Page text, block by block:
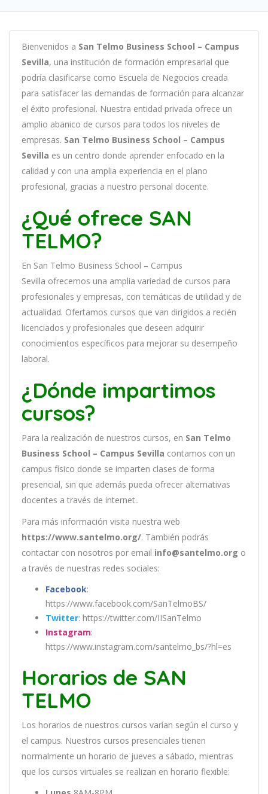
Bienvenidos a San Telmo Business School – Campus
Sevilla, una institución de formación empresarial que
podría clasificarse como Escuela de Negocios creada
para satisfacer las demandas de formación para alcanzar
el éxito profesional. Nuestra entidad privada ofrece un
amplio abanico de cursos para todos los niveles de
empresas. San Telmo Business School – Campus
Sevilla es un centro donde aprender enfocado en la
calidad y con una amplia experiencia en el plano
profesional, gracias a nuestro personal docente.
¿Qué ofrece SAN
TELMO?
En San Telmo Business School – Campus
Sevilla ofrecemos una amplia variedad de cursos para
profesionales y empresas, con temáticas de utilidad y de
actualidad. Ofertamos cursos que van dirigidos a recién
licenciados y profesionales que deseen adquirir
conocimientos específicos para mejorar su desempeño
laboral.
¿Dónde impartimos
cursos?
Para la realización de nuestros cursos, en San Telmo
Business School – Campus Sevilla contamos con un
campus físico donde se imparten clases de forma
presencial, sin que además pueda ofrecer alternativas
docentes a través de internet..
Para más información visita nuestra web
https://www.santelmo.org/. También podrás
contactar con nosotros por email info@santelmo.org o
a través de nuestras redes sociales:
Facebook:
https://www.facebook.com/SanTelmoBS/
Twitter: https://twitter.com/IISanTelmo
Instagram:
https://www.instagram.com/santelmo_bs/?hl=es
Horarios de SAN
TELMO
Los horarios de nuestros cursos varían según el curso y
el campus. Nuestros cursos presenciales tienen
normalmente un horario de jueves a sábado, mientras
que los cursos virtuales se realizan en horario flexible: